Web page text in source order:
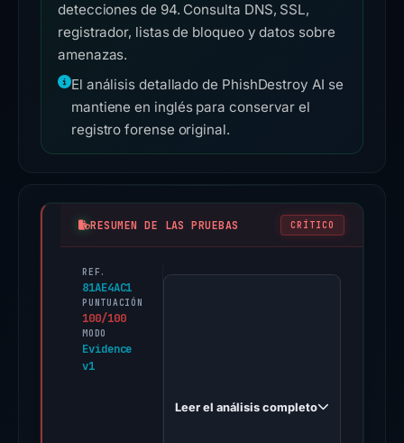
detecciones de 94. Consulta DNS, SSL,
registrador, listas de bloqueo y datos sobre
amenazas.
El análisis detallado de PhishDestroy AI se
mantiene en inglés para conservar el
registro forense original.
RESUMEN DE LAS PRUEBAS CRÍTICO
REF.
81AE4AC1
PUNTUACIÓN
100/100
MODO
Evidence
v1
PhishDestroy
Apr
Leer el análisis completo